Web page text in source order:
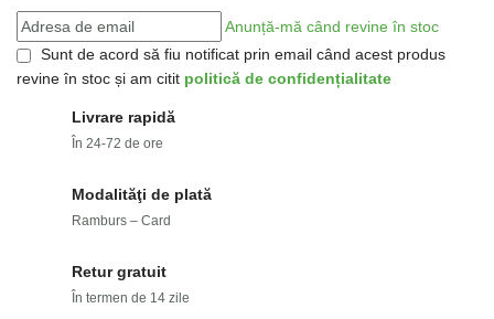
Anunță-mă când revine în stoc
Sunt de acord să fiu notificat prin email când acest produs
revine în stoc și am citit politică de confidențialitate
Livrare rapidă
În 24-72 de ore
Modalităţi de plată
Ramburs – Card
Retur gratuit
În termen de 14 zile